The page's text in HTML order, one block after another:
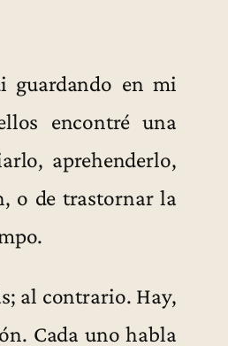
guardando en mi
encontré una
aprehenderlo,
o de trastornar la
al contrario. Hay,
Cada uno habla